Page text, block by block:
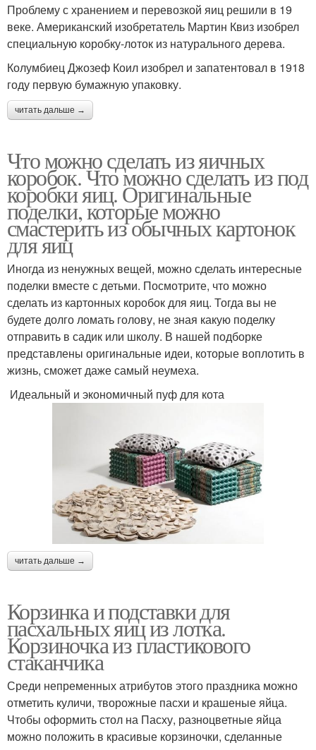
Проблему с хранением и перевозкой яиц решили в 19
веке. Американский изобретатель Мартин Квиз изобрел
специальную коробку-лоток из натурального дерева.
Колумбиец Джозеф Коил изобрел и запатентовал в 1918
году первую бумажную упаковку.
читать дальше →
Что можно сделать из яичных
коробок. Что можно сделать из под
коробки яиц. Оригинальные
поделки, которые можно
смастерить из обычных картонок
для яиц
Иногда из ненужных вещей, можно сделать интересные
поделки вместе с детьми. Посмотрите, что можно
сделать из картонных коробок для яиц. Тогда вы не
будете долго ломать голову, не зная какую поделку
отправить в садик или школу. В нашей подборке
представлены оригинальные идеи, которые воплотить в
жизнь, сможет даже самый неумеха.
Идеальный и экономичный пуф для кота
читать дальше →
Корзинка и подставки для
пасхальных яиц из лотка.
Корзиночка из пластикового
стаканчика
Среди непременных атрибутов этого праздника можно
отметить куличи, творожные пасхи и крашеные яйца.
Чтобы оформить стол на Пасху, разноцветные яйца
можно положить в красивые корзиночки, сделанные